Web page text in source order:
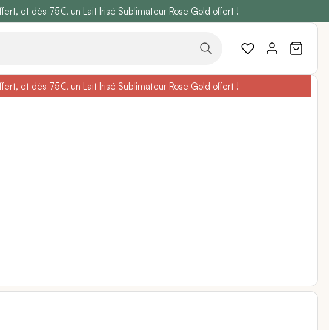
avec le codeBELLEBIO
et dès 75€, un Lait Irisé Sublimateur Rose Gold offert !
avec le codeBELLEBIO
et dès 75€, un Lait Irisé Sublimateur Rose Gold offert !